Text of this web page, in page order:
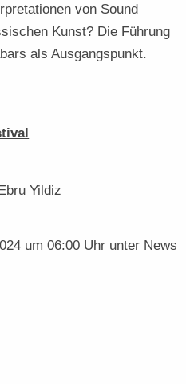
von Sound
Kunst? Die Führung
als Ausgangspunkt.
Yildiz
um 06:00 Uhr unter News